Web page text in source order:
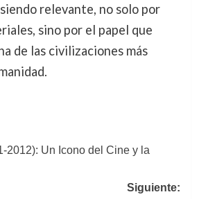
relevante, no solo por
sino por el papel que
de las civilizaciones más
2012): Un Icono del Cine y la
Siguiente: